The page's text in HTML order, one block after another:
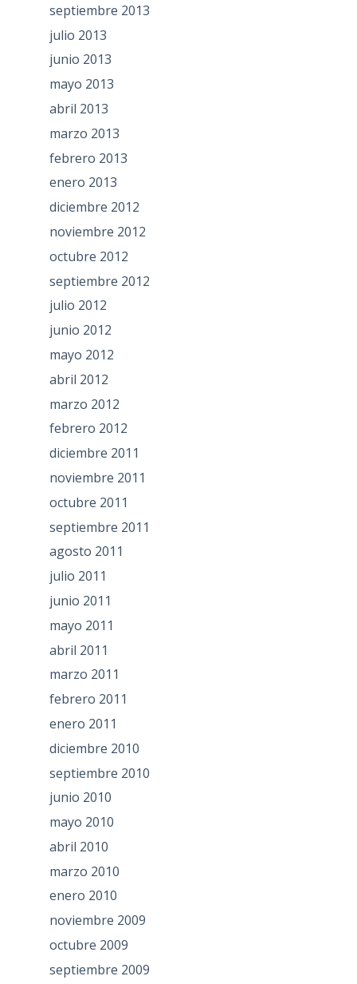
septiembre 2013
julio 2013
junio 2013
mayo 2013
abril 2013
marzo 2013
febrero 2013
enero 2013
diciembre 2012
noviembre 2012
octubre 2012
septiembre 2012
julio 2012
junio 2012
mayo 2012
abril 2012
marzo 2012
febrero 2012
diciembre 2011
noviembre 2011
octubre 2011
septiembre 2011
agosto 2011
julio 2011
junio 2011
mayo 2011
abril 2011
marzo 2011
febrero 2011
enero 2011
diciembre 2010
septiembre 2010
junio 2010
mayo 2010
abril 2010
marzo 2010
enero 2010
noviembre 2009
octubre 2009
septiembre 2009